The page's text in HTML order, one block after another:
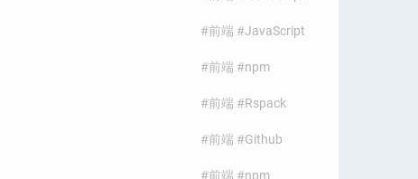
#前端 #JavaScript
#前端 #npm
#前端 #Rspack
#前端 #Github
#前端 #npm